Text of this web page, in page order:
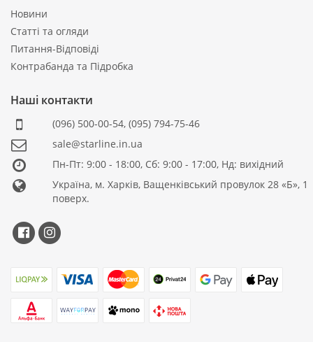
Новини
Статті та огляди
Питання-Відповіді
Контрабанда та Підробка
Наші контакти
(096) 500-00-54, (095) 794-75-46
sale@starline.in.ua
Пн-Пт: 9:00 - 18:00, Сб: 9:00 - 17:00, Нд: вихідний
Україна, м. Харків, Ващенківський провулок 28 «Б», 1
поверх.